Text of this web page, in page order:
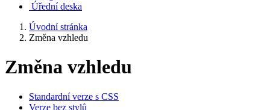
Úřední deska
Úvodní stránka
Změna vzhledu
Změna vzhledu
Standardní verze s CSS
Verze bez stylů